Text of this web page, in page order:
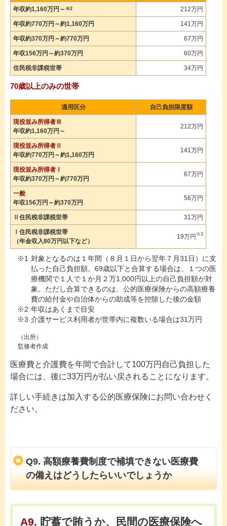
年収約1,160万円～ ※2 212万円
年収約770万円～約1,160万円 141万円
年収約370万円～約770万円 67万円
年収156万円～約370万円 60万円
住民税非課税世帯 34万円
70歳以上のみの世帯
適用区分 自己負担限度額
現役並み所得者Ⅲ
年収約1,160万円～
212万円
現役並み所得者Ⅱ
年収約770万円～約1,160万円
141万円
現役並み所得者Ⅰ
年収約370万円～約770万円
67万円
一般
年収156万円～約370万円
56万円
Ⅱ住民税非課税世帯 31万円
Ⅰ住民税非課税世帯
（年金収入80万円以下など）
19万円 ※3
対象となるのは１年間（８月１日から翌年７月31日）に支
払った自己負担額。69歳以下と合算する場合は、１つの医
療機関で１人で１か月２万1,000円以上の自己負担額が対
象。ただし合算できるのは、公的医療保険からの高額療養
費の給付金や自治体からの助成等を控除した後の金額
年収はあくまで目安
介護サービス利用者が世帯内に複数いる場合は31万円
（出所）
監修者作成
医療費と介護費を年間で合計して100万円自己負担した
場合には、後に33万円が払い戻されることになります。
詳しい手続きは加入する公的医療保険にお問い合わせく
ださい。
Q9. 高額療養費制度で補填できない医療費
の備えはどうしたらいいでしょうか
A9. 貯蓄で賄うか、民間の医療保険へ